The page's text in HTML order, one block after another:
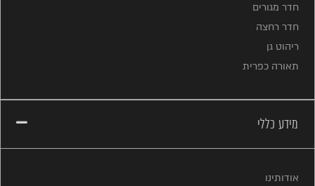
חדר מגורים
חדר רחצה
ריהוט גן
תאורה כפרית
מידע כללי
אודותינו